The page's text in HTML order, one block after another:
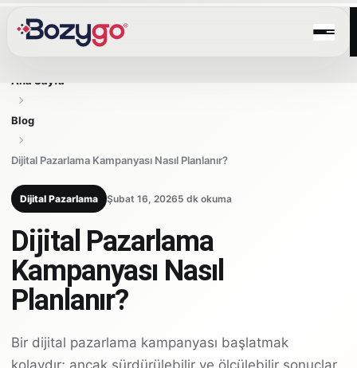
Ana Sayfa
Blog
Dijital Pazarlama Kampanyası Nasıl Planlanır?
Dijital Pazarlama Şubat 16, 20265 dk okuma
Dijital Pazarlama
Kampanyası Nasıl
Planlanır?
Bir dijital pazarlama kampanyası başlatmak
kolaydır; ancak sürdürülebilir ve ölçülebilir sonuçlar